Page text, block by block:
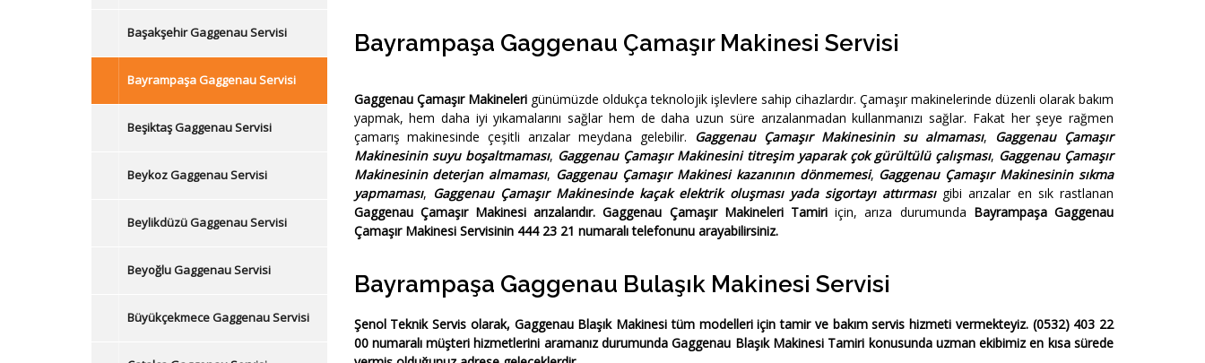
Başakşehir Gaggenau Servisi
Bayrampaşa Gaggenau Servisi
Beşiktaş Gaggenau Servisi
Beykoz Gaggenau Servisi
Beylikdüzü Gaggenau Servisi
Beyoğlu Gaggenau Servisi
Büyükçekmece Gaggenau Servisi
Bayrampaşa Gaggenau Çamaşır Makinesi Servisi
Gaggenau Çamaşır Makinelerigünümüzde oldukça teknolojik işlevlere sahip cihazlardır. Çamaşır makinelerinde düzenli olarak bakım
yapmak, hem daha iyi yıkamalarını sağlar hem de daha uzun süre arızalanmadan kullanmanızı sağlar. Fakat her şeye rağmen
çamarış makinesinde çeşitli arızalar meydana gelebilir. Gaggenau Çamaşır Makinesinin su almaması, Gaggenau Çamaşır
Makinesinin suyu boşaltmaması, Gaggenau Çamaşır Makinesini titreşim yaparak çok gürültülü çalışması, Gaggenau Çamaşır
Makinesinin deterjan almaması, Gaggenau Çamaşır Makinesi kazanının dönmemesi, Gaggenau Çamaşır Makinesinin sıkma
yapmaması, Gaggenau Çamaşır Makinesinde kaçak elektrik oluşması yada sigortayı attırmasıgibi arızalar en sık rastlanan
Gaggenau Çamaşır Makinesi arızalarıdır. Gaggenau Çamaşır Makineleri Tamiriiçin, arıza durumunda Bayrampaşa Gaggenau
Çamaşır Makinesi Servisinin 444 23 21 numaralı telefonunu arayabilirsiniz.
Bayrampaşa Gaggenau Bulaşık Makinesi Servisi
Şenol Teknik Servis olarak, Gaggenau Blaşık Makinesi tüm modelleri için tamir ve bakım servis hizmeti vermekteyiz. (0532) 403 22
00numaralı müşteri hizmetlerini aramanız durumundaGaggenau Blaşık Makinesi Tamiri konusunda uzman ekibimiz en kısa sürede